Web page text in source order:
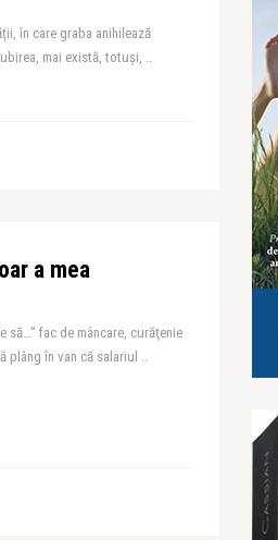
în care graba anihilează
mai există, totuși, ..
a mea
să…” fac de mâncare, curăţenie
plâng în van că salariul ..